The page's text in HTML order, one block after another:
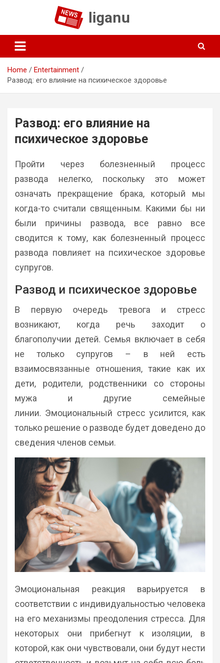
liganu
Home
Entertainment
Развод: его влияние на психическое здоровье
Развод: его влияние на
психическое здоровье
Пройти через болезненный процесс
развода нелегко, поскольку это может
означать прекращение брака, который мы
когда-то считали священным. Какими бы ни
были причины развода, все равно все
сводится к тому, как болезненный процесс
развода повлияет на психическое здоровье
супругов.
Развод и психическое здоровье
В первую очередь тревога и стресс
возникают, когда речь заходит о
благополучии детей. Семья включает в себя
не только супругов – в ней есть
взаимосвязанные отношения, такие как их
дети, родители, родственники со стороны
мужа и другие семейные
линии. Эмоциональный стресс усилится, как
только решение о разводе будет доведено до
сведения членов семьи.
Эмоциональная реакция варьируется в
соответствии с индивидуальностью человека
на его механизмы преодоления стресса. Для
некоторых они прибегнут к изоляции, в
которой, как они чувствовали, они будут нести